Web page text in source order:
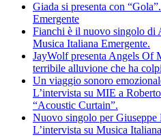
Giada si presenta con
Emergente
Fianchi è il nuovo singolo di
Musica Italiana Emergente.
JayWolf presenta Angels Of
terribile alluvione che ha
Un viaggio sonoro
L’intervista su MIE a
“Acoustic Curtain”.
Nuovo singolo per
L’intervista su Musica